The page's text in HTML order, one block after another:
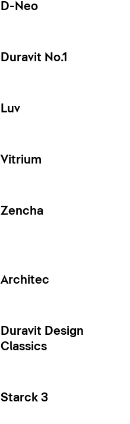
D-Neo
Duravit No.1
Luv
Vitrium
Zencha
Architec
Duravit Design
Classics
Starck 3